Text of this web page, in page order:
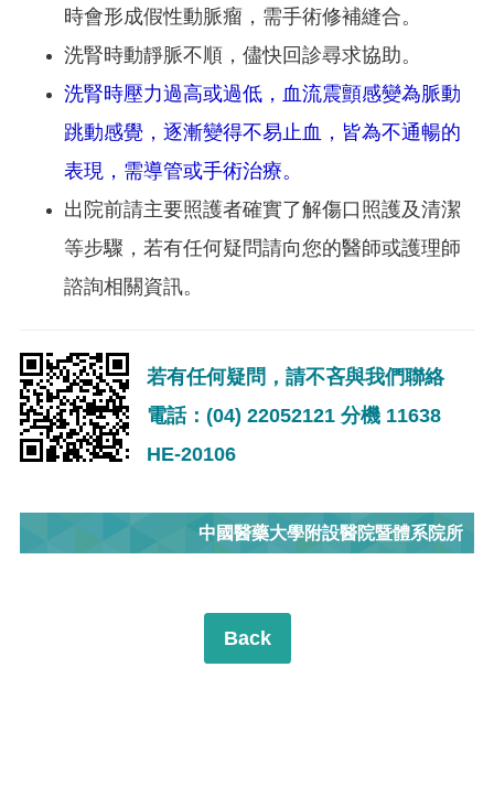
時會形成假性動脈瘤，需手術修補縫合。
洗腎時動靜脈不順，儘快回診尋求協助。
洗腎時壓力過高或過低，血流震顫感變為脈動
跳動感覺，逐漸變得不易止血，皆為不通暢的
表現，需導管或手術治療。
出院前請主要照護者確實了解傷口照護及清潔
等步驟，若有任何疑問請向您的醫師或護理師
諮詢相關資訊。
若有任何疑問，請不吝與我們聯絡
電話：(04) 22052121 分機 11638
HE-20106
中國醫藥大學附設醫院暨體系院所
Back